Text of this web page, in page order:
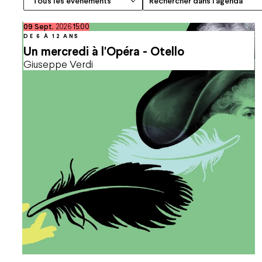
Un mercredi à l'Opéra - Otello
Giuseppe Verdi
DE 6 À 12 ANS
09septembre
Sept. 202615:00
Espace Presse Marchés publicsCo-